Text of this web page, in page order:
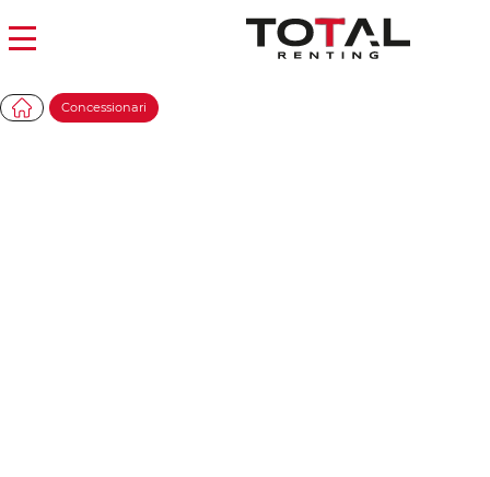
Concessionari